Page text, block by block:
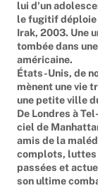
lui d'un
le fugitif déploie
Irak, 2003. Une
tombée dans
américaine.
États-Unis, de
mènent une vie
une petite ville
De Londres à
ciel de
amis de la
complots, luttes
passées et
son ultime